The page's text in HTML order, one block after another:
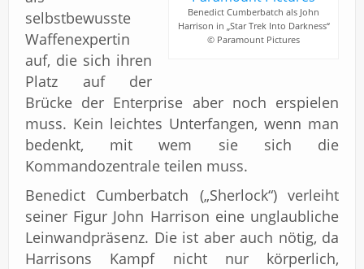
Benedict Cumberbatch als John
Harrison in „Star Trek Into Darkness“
© Paramount Pictures
selbstbewusste
Waffenexpertin
auf, die sich ihren
Platz auf der
Brücke der Enterprise aber noch erspielen
muss. Kein leichtes Unterfangen, wenn man
bedenkt, mit wem sie sich die
Kommandozentrale teilen muss.
Benedict Cumberbatch („Sherlock“) verleiht
seiner Figur John Harrison eine unglaubliche
Leinwandpräsenz. Die ist aber auch nötig, da
Harrisons Kampf nicht nur körperlich,